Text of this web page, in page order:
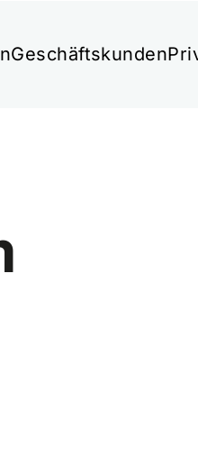
Geschäftskunden